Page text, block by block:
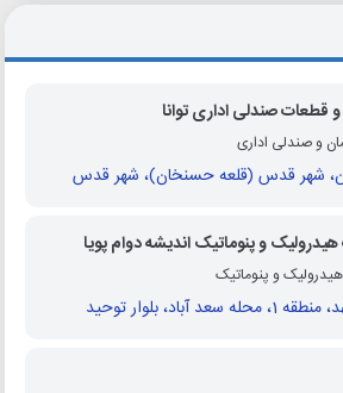
قطعات صندلی اداری توانا
و صندلی اداری
شهر قدس (قلعه حسنخان)، شهر قدس
و پنوماتیک اندیشه دوام پویا
و پنوماتیک
سعد آباد، بلوار توحید